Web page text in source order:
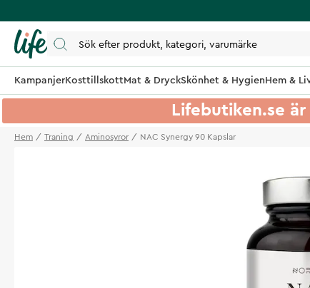
KampanjerKosttillskottMat & DryckSkönhet & HygienHem &
Lifebutiken.se
Hem Traning Aminosyror NAC Synergy 90 Kapslar